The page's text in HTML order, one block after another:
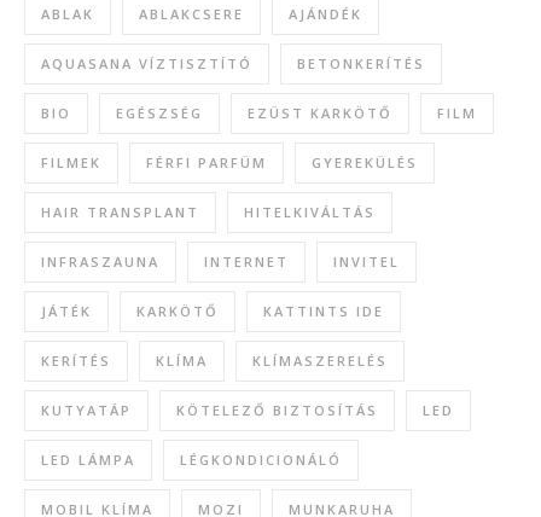
ABLAK ABLAKCSERE AJÁNDÉK
AQUASANA VÍZTISZTÍTÓ BETONKERÍTÉS
BIO EGÉSZSÉG EZÜST KARKÖTŐ FILM
FILMEK FÉRFI PARFÜM GYEREKÜLÉS
HAIR TRANSPLANT HITELKIVÁLTÁS
INFRASZAUNA INTERNET INVITEL
JÁTÉK KARKÖTŐ KATTINTS IDE
KERÍTÉS KLÍMA KLÍMASZERELÉS
KUTYATÁP KÖTELEZŐ BIZTOSÍTÁS LED
LED LÁMPA LÉGKONDICIONÁLÓ
MOBIL KLÍMA MOZI MUNKARUHA